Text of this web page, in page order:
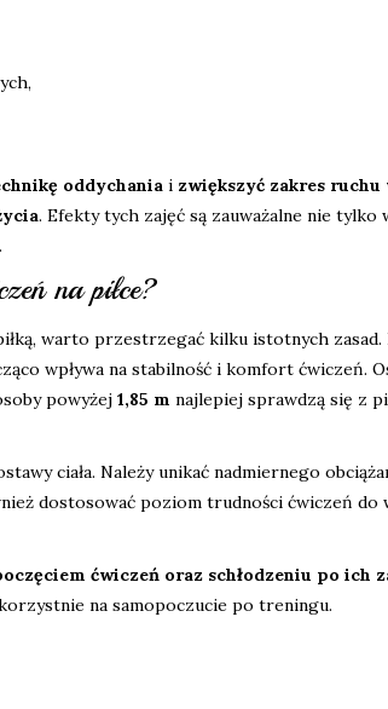
oddychania i zwiększyć zakres ruchu
. Efekty tych zajęć są zauważalne nie tylko
na piłce?
warto przestrzegać kilku istotnych zasad.
wpływa na stabilność i komfort ćwiczeń.
powyżej 1,85 m najlepiej sprawdzą się z
ciała. Należy unikać nadmiernego
dostosować poziom trudności ćwiczeń do
ćwiczeń oraz schłodzeniu po ich
na samopoczucie po treningu.